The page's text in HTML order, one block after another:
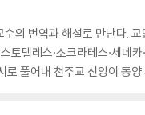
의 번역과 해설로 만난다. 교
토텔레스·소크라테스·세네
로 풀어내 천주교 신앙이 동